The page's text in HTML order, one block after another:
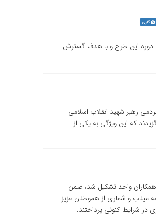
گالری
قرآن کریم در سومین دوره این طرح و با هدف گسترش
رهبر شهید انقلاب اسلامی
که این ویژگی به یکی از
واحد تشکیل شد، ضمن
و شماری از هموطنان عزیز
در شرایط کنونی پرداختند.